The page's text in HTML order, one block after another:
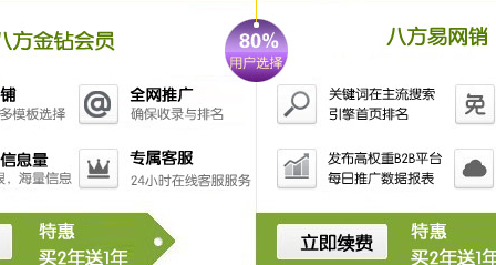
8. **便于调试与维护**：统一时间标准使得系统调试与
故障排查更加方便，因为可以清晰地追溯事件发生的时
间。
这些优点使得同步时钟系统在应用场景中得到广泛应
用，例如通信、金融交易、数据中心以及科学研究等领
域。